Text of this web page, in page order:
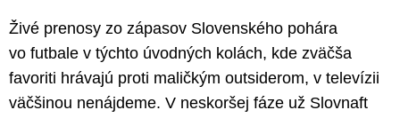
Živé prenosy zo zápasov Slovenského pohára
vo futbale v týchto úvodných kolách, kde zväčša
favoriti hrávajú proti maličkým outsiderom, v televízii
väčšinou nenájdeme. V neskoršej fáze už Slovnaft